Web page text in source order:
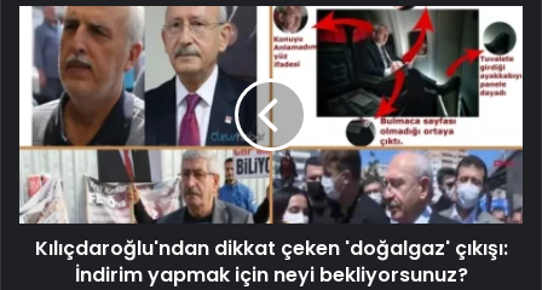
Kılıçdaroğlu'ndan dikkat çeken 'doğalgaz' çıkışı:
İndirim yapmak için neyi bekliyorsunuz?